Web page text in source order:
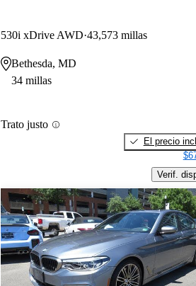
530i xDrive AWD 43,573 millas
Bethesda, MD
34 millas
Trato justo
El precio
Verif.